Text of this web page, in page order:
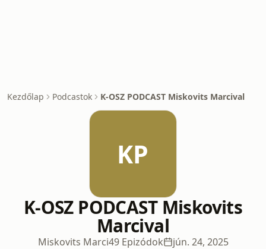
Kezdőlap Podcastok K-OSZ PODCAST Miskovits Marcival
KP
K-OSZ PODCAST Miskovits
Marcival
Miskovits Marci49 Epizódok jún. 24, 2025